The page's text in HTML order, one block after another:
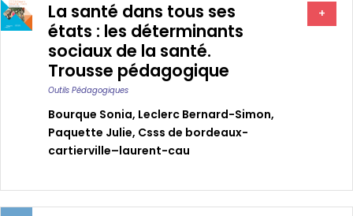
La santé dans tous ses
états : les déterminants
sociaux de la santé.
Trousse pédagogique
Outils Pédagogiques
Bourque Sonia, Leclerc Bernard-Simon,
Paquette Julie, Csss de bordeaux-
cartierville–laurent-cau
+